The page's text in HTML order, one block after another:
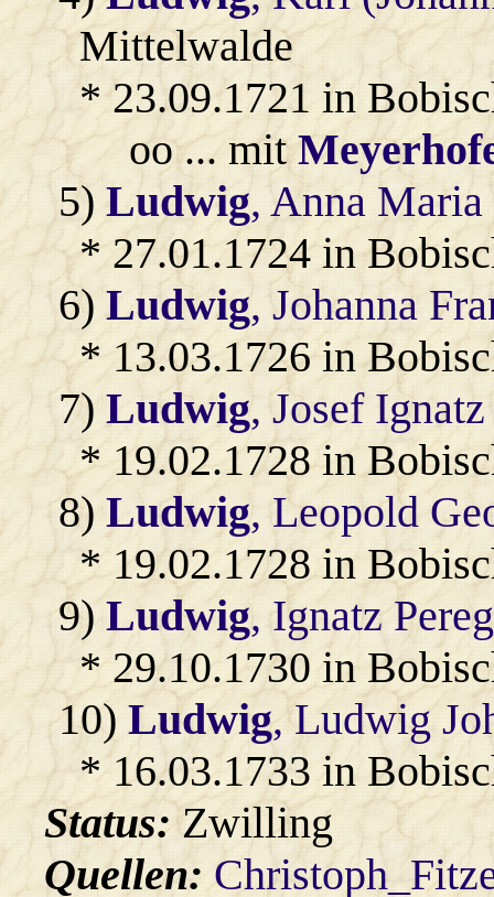
Mittelwalde
* 23.09.1721 in
oo ... mit
5)Ludwig, Anna Maria
* 27.01.1724 in
6)Ludwig, Johanna
* 13.03.1726 in
7)Ludwig, Josef Ignatz
* 19.02.1728 in
8)Ludwig, Leopold
* 19.02.1728 in
9)Ludwig, Ignatz
* 29.10.1730 in
10)Ludwig, Ludwig
* 16.03.1733 in
Status:Zwilling
Quellen: